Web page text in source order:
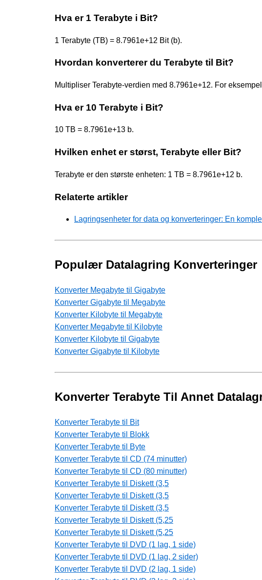
Hva er 1 Terabyte i Bit?
1 Terabyte (TB) = 8.7961e+12 Bit (b).
Hvordan konverterer du Terabyte til Bit?
Multipliser Terabyte-verdien med 8.7961e+12. For
Hva er 10 Terabyte i Bit?
10 TB = 8.7961e+13 b.
Hvilken enhet er størst, Terabyte eller Bit?
Terabyte er den største enheten: 1 TB = 8.7961e+12 b.
Relaterte artikler
Lagringsenheter for data og konverteringer: En
Populær Datalagring Konverteringer
Konverter Megabyte til Gigabyte
Konverter Gigabyte til Megabyte
Konverter Kilobyte til Megabyte
Konverter Megabyte til Kilobyte
Konverter Kilobyte til Gigabyte
Konverter Gigabyte til Kilobyte
Konverter Terabyte Til Annet
Konverter Terabyte til Bit
Konverter Terabyte til Blokk
Konverter Terabyte til Byte
Konverter Terabyte til CD (74 minutter)
Konverter Terabyte til CD (80 minutter)
Konverter Terabyte til Diskett (3,5
Konverter Terabyte til Diskett (3,5
Konverter Terabyte til Diskett (3,5
Konverter Terabyte til Diskett (5,25
Konverter Terabyte til Diskett (5,25
Konverter Terabyte til DVD (1 lag, 1 side)
Konverter Terabyte til DVD (1 lag, 2 sider)
Konverter Terabyte til DVD (2 lag, 1 side)